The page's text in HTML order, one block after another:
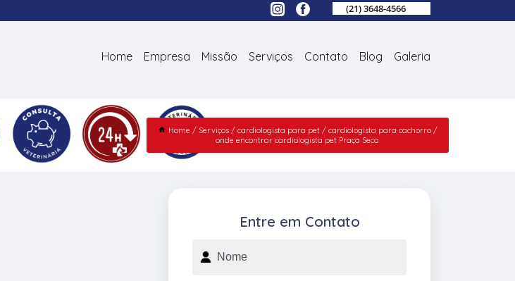
(21) 3648-4566
Home Empresa Missão Serviços Contato Blog Galeria
Home Serviços cardiologista para pet
cardiologista para cachorro
onde encontrar cardiologista pet Praça Seca
Entre em Contato